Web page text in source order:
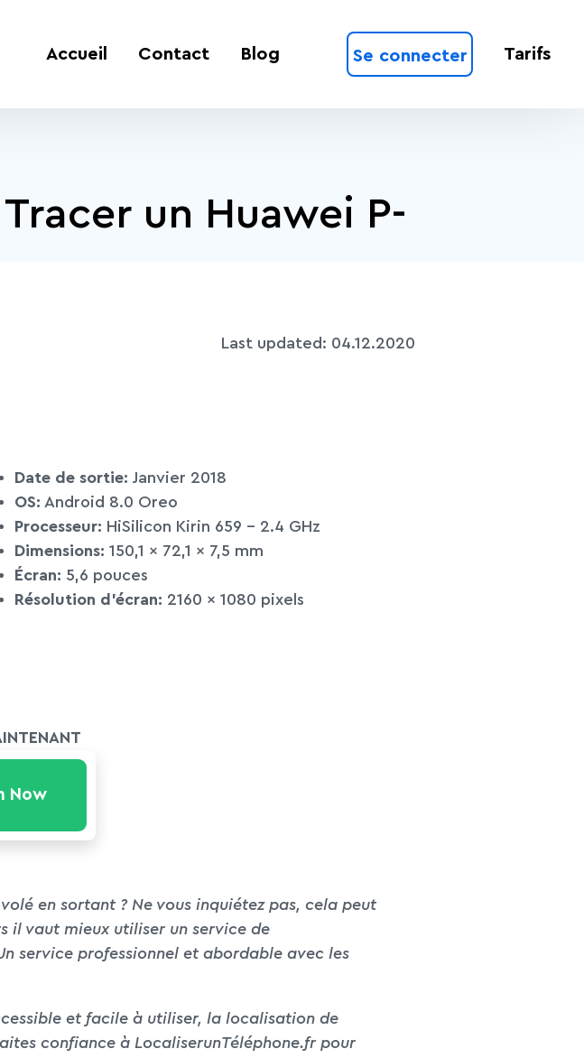
Accueil Contact Blog Se connecter Tarifs
un Huawei P-
Last updated: 04.12.2020
Date de sortie: Janvier 2018
OS: Android 8.0 Oreo
Processeur: HiSilicon Kirin 659 – 2.4 GHz
Dimensions: 150,1 x 72,1 x 7,5 mm
Écran: 5,6 pouces
Résolution d’écran: 2160 x 1080 pixels
Now
en sortant ? Ne vous inquiétez pas, cela peut
il vaut mieux utiliser un service de
service professionnel et abordable avec les
et facile à utiliser, la localisation de
confiance à LocaliserunTéléphone.fr pour